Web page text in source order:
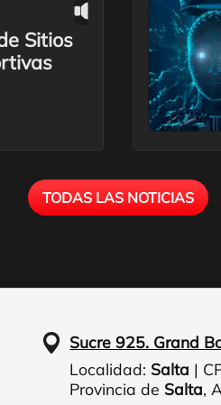
Sitios
TODAS LAS NOTICIAS
Sucre 925. Grand
Localidad: Salta |
Provincia de Salta,